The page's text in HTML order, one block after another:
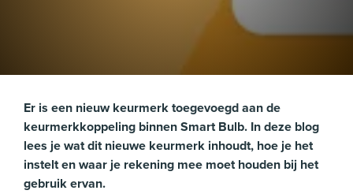
Er is een nieuw keurmerk toegevoegd aan de
keurmerkkoppeling binnen Smart Bulb. In deze blog
lees je wat dit nieuwe keurmerk inhoudt, hoe je het
instelt en waar je rekening mee moet houden bij het
gebruik ervan.